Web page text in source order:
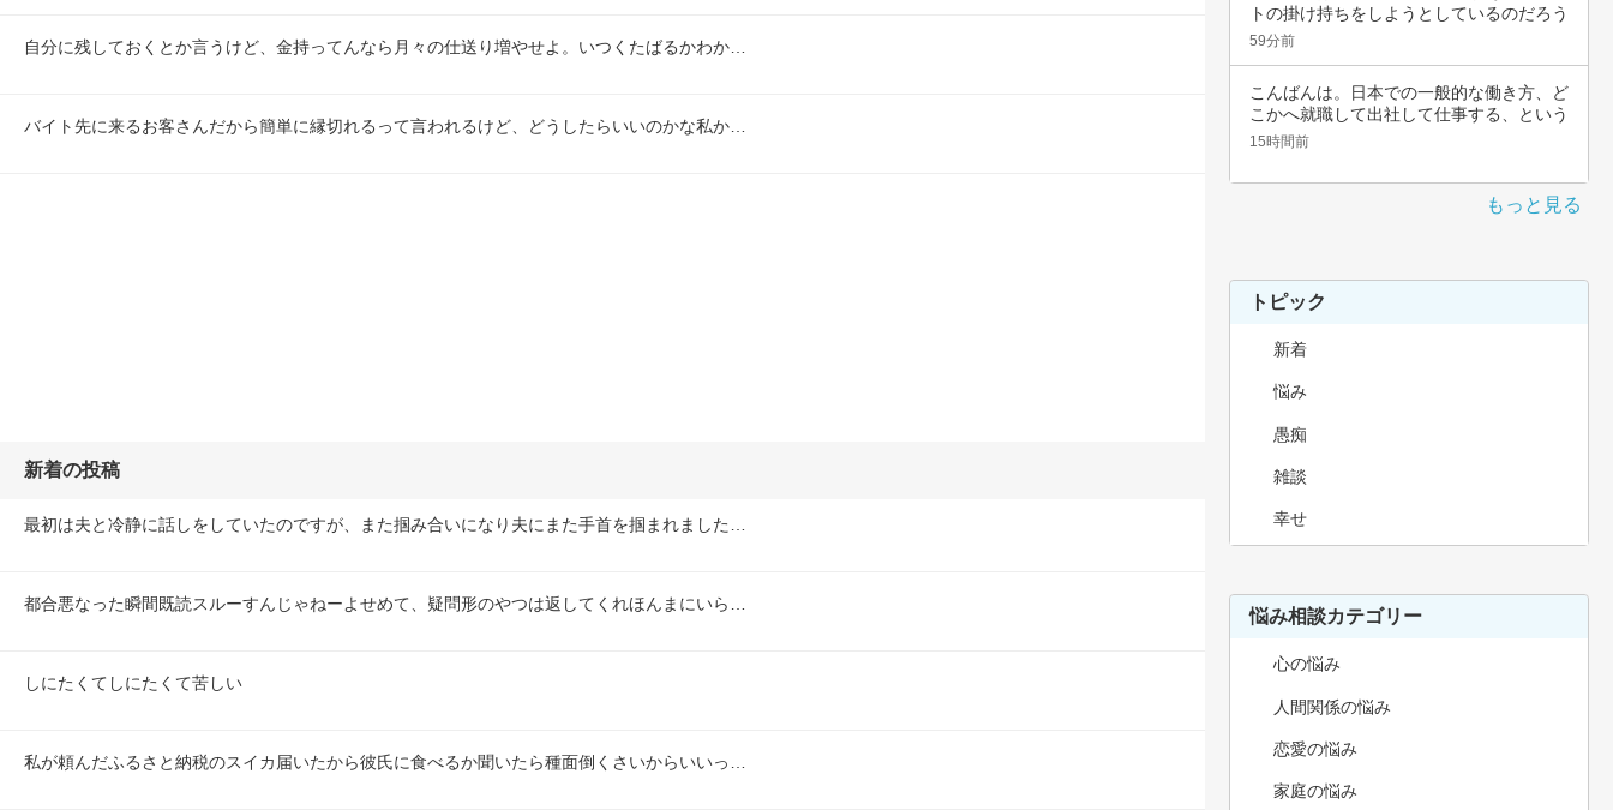
自分に残しておくとか言うけど、金持ってんなら月々の仕送り増やせよ。いつくたばるかわか…
バイト先に来るお客さんだから簡単に縁切れるって言われるけど、どうしたらいいのかな私か…
新着の投稿
最初は夫と冷静に話しをしていたのですが、また掴み合いになり夫にまた手首を掴まれました…
都合悪なった瞬間既読スルーすんじゃねーよせめて、疑問形のやつは返してくれほんまにいら…
しにたくてしにたくて苦しい
私が頼んだふるさと納税のスイカ届いたから彼氏に食べるか聞いたら種面倒くさいからいいっ…
トの掛け持ちをしようとしているのだろう
と思いま…
59分前
こんばんは。日本での一般的な働き方、ど
こかへ就職して出社して仕事する、という
職種では…
15時間前
もっと見る
トピック
新着
悩み
愚痴
雑談
幸せ
悩み相談カテゴリー
心の悩み
人間関係の悩み
恋愛の悩み
家庭の悩み